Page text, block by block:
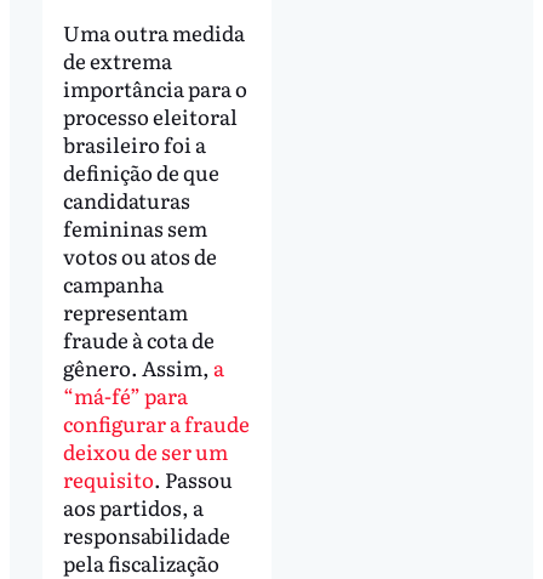
Uma outra medida
de extrema
importância para o
processo eleitoral
brasileiro foi a
definição de que
candidaturas
femininas sem
votos ou atos de
campanha
representam
fraude à cota de
gênero. Assim, a
“má-fé” para
configurar a fraude
deixou de ser um
requisito. Passou
aos partidos, a
responsabilidade
pela fiscalização